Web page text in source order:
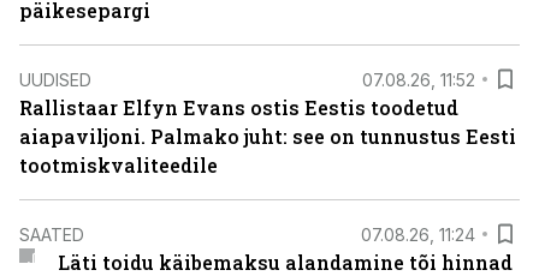
päikesepargi
UUDISED 07.08.26, 11:52
Rallistaar Elfyn Evans ostis Eestis toodetud
aiapaviljoni. Palmako juht: see on tunnustus Eesti
tootmiskvaliteedile
SAATED 07.08.26, 11:24
Läti toidu käibemaksu alandamine tõi hinnad